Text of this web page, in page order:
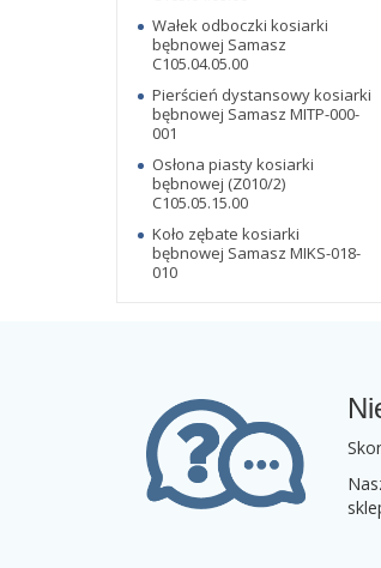
Wałek odboczki kosiarki
bębnowej Samasz
C105.04.05.00
Pierścień dystansowy kosiarki
bębnowej Samasz MITP-000-
001
Osłona piasty kosiarki
bębnowej (Z010/2)
C105.05.15.00
Koło zębate kosiarki
bębnowej Samasz MIKS-018-
010